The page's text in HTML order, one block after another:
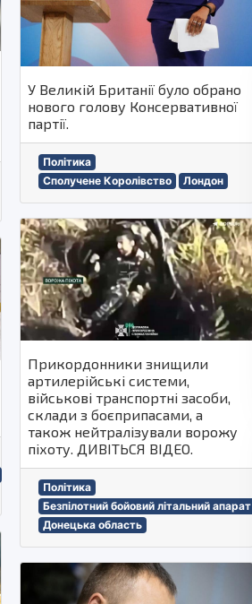
У Великій Британії було обрано
нового голову Консервативної
партії.
Політика
Сполучене Королівство
Лондон
Прикордонники знищили
артилерійські системи,
військові транспортні засоби,
склади з боєприпасами, а
також нейтралізували ворожу
піхоту. ДИВІТЬСЯ ВІДЕО.
Політика
Безпілотний бойовий літальний апарат
Донецька область